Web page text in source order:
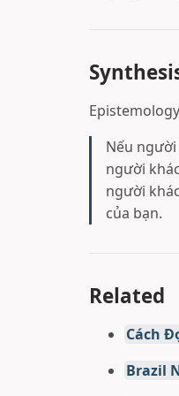
Nếu
người
người
của bạn.
Related
Cách
Brazil